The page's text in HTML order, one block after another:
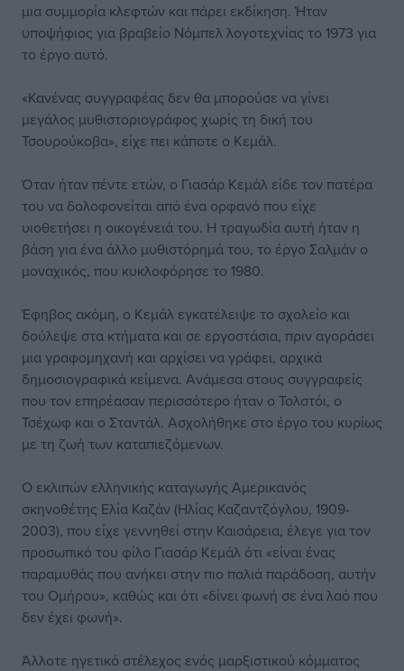
μια συμμορία κλεφτών και πάρει εκδίκηση. Ήταν
υποψήφιος για βραβείο Νόμπελ λογοτεχνίας το 1973 για
το έργο αυτό.
«Κανένας συγγραφέας δεν θα μπορούσε να γίνει
μεγάλος μυθιστοριογράφος χωρίς τη δική του
Τσουρούκοβα», είχε πει κάποτε ο Κεμάλ.
Όταν ήταν πέντε ετών, ο Γιασάρ Κεμάλ είδε τον πατέρα
του να δολοφονείται από ένα ορφανό που είχε
υιοθετήσει η οικογένειά του. Η τραγωδία αυτή ήταν η
βάση για ένα άλλο μυθιστόρημά του, το έργο Σαλμάν ο
μοναχικός, που κυκλοφόρησε το 1980.
Έφηβος ακόμη, ο Κεμάλ εγκατέλειψε το σχολείο και
δούλεψε στα κτήματα και σε εργοστάσια, πριν αγοράσει
μια γραφομηχανή και αρχίσει να γράφει, αρχικά
δημοσιογραφικά κείμενα. Ανάμεσα στους συγγραφείς
που τον επηρέασαν περισσότερο ήταν ο Τολστόι, ο
Τσέχωφ και ο Σταντάλ. Ασχολήθηκε στο έργο του κυρίως
με τη ζωή των καταπιεζόμενων.
Ο εκλιπών ελληνικής καταγωγής Αμερικανός
σκηνοθέτης Ελία Καζάν (Ηλίας Καζαντζόγλου, 1909-
2003), που είχε γεννηθεί στην Καισάρεια, έλεγε για τον
προσωπικό του φίλο Γιασάρ Κεμάλ ότι «είναι ένας
παραμυθάς που ανήκει στην πιο παλιά παράδοση, αυτήν
του Ομήρου», καθώς και ότι «δίνει φωνή σε ένα λαό που
δεν έχει φωνή».
Άλλοτε ηγετικό στέλεχος ενός μαρξιστικού κόμματος